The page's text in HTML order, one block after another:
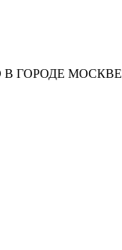
ГОРОДЕ МОСКВЕ